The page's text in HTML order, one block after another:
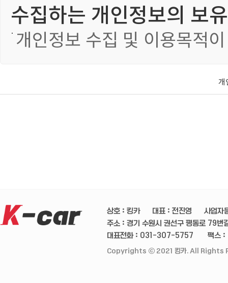
수집하는 개인정보의 보
개인정보 수집 및 이용목적
개
상호 : 킹카 대표 : 전진영
사업자
주소 : 경기 수원시 권선구 평동로 79
대표전화 : 031-307-5757
팩스
Copyrights ⓒ 2021 킹카. All Rights